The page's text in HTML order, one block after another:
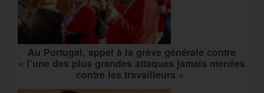
Au Portugal, appel à la grève générale contre
« l’une des plus grandes attaques jamais menées
contre les travailleurs »